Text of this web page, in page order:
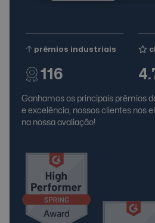
prêmios industriais
116
Ganhamos os principais prêmios
e excelência, nossos clientes nos
na nossa avaliação!